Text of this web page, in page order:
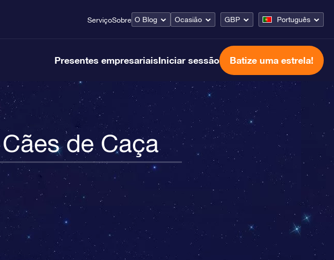
ServiçoSobre O Blog Ocasião GBP Português
Presentes empresariaisIniciar sessão Batize uma estrela!
de Caça